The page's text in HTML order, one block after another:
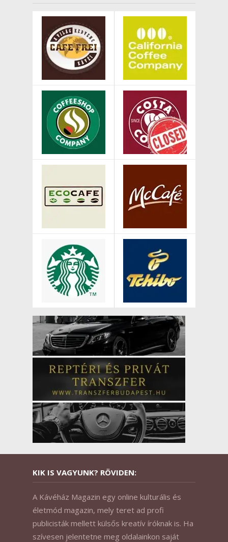
KIK IS VAGYUNK? RÖVIDEN:
A Kávéház Magazin egy online kulturális és
életmód magazin, mely teret ad profi
publicisták mellett külsős kreatív íróknak is. Ha
szívesen jelentetne meg oldalainkon saját